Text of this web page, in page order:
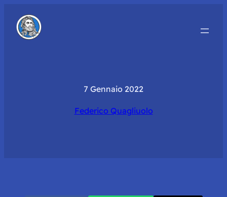
7 Gennaio 2022
Federico Quagliuolo